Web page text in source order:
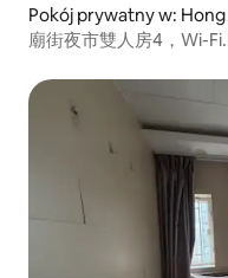
Pokój prywatny w:
廟街夜市雙人房4，Wi-